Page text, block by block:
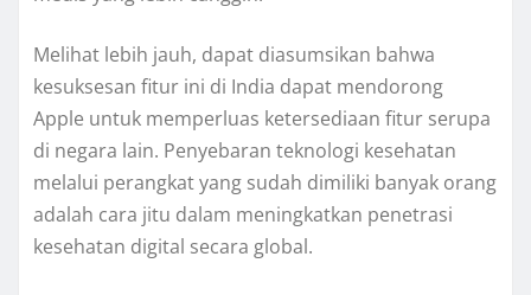
Melihat lebih jauh, dapat diasumsikan bahwa
kesuksesan fitur ini di India dapat mendorong
Apple untuk memperluas ketersediaan fitur serupa
di negara lain. Penyebaran teknologi kesehatan
melalui perangkat yang sudah dimiliki banyak orang
adalah cara jitu dalam meningkatkan penetrasi
kesehatan digital secara global.